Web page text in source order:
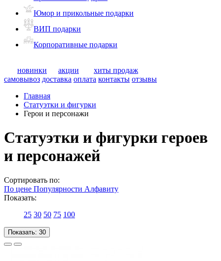
Юмор и прикольные подарки
ВИП подарки
Корпоративные подарки
новинки акции
хиты продаж
самовывоз доставка оплата контакты отзывы
Главная
Статуэтки и фигурки
Герои и персонажи
Статуэтки и фигурки героев
и персонажей
Сортировать по:
По цене Популярности Алфавиту
Показать:
25 30 50 75 100
Показать: 30